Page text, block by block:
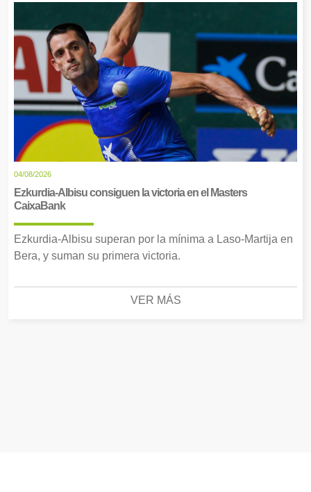
04/08/2026
Ezkurdia-Albisu consiguen la victoria en el Masters
CaixaBank
Ezkurdia-Albisu superan por la mínima a Laso-Martija en
Bera, y suman su primera victoria.
VER MÁS